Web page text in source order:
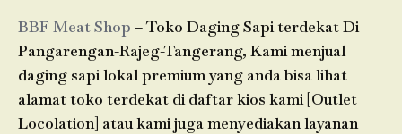
BBF Meat Shop – Toko Daging Sapi terdekat Di
Pangarengan-Rajeg-Tangerang, Kami menjual
daging sapi lokal premium yang anda bisa lihat
alamat toko terdekat di daftar kios kami [Outlet
Locolation] atau kami juga menyediakan layanan